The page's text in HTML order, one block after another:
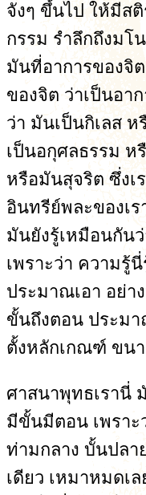
จังๆ ขึ้นไป ให้มีส
กรรม รำลึกถึงมโ
มันที่อาการของจิ
ของจิต ว่าเป็นอาก
ว่า มันเป็นกิเลส ห
เป็นอกุศลธรรม ห
หรือมันสุจริต ซึ่งเ
อินทรีย์พละของเ
มันยังรู้เหมือนกัน
เพราะว่า ความรู้
ประมาณเอา อย่า
ขั้นถึงตอน ประม
ตั้งหลักเกณฑ์ ขน
ศาสนาพุทธเรานี่
มีขั้นมีตอน เพราะ
ท่ามกลาง บั้นปลา
เดียว เหมาหมดเ